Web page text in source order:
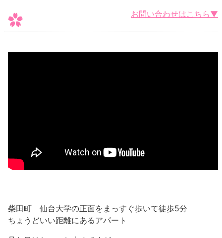
お問い合わせはこちら▼
柴田町 仙台大学の正面をまっすぐ歩いて徒歩5分
ちょうどいい距離にあるアパート